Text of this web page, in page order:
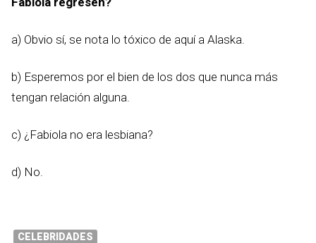
a) Obvio sí, se nota lo tóxico de aquí a Alaska.
b) Esperemos por el bien de los dos que nunca más
tengan relación alguna.
c) ¿Fabiola no era lesbiana?
d) No.
CELEBRIDADES